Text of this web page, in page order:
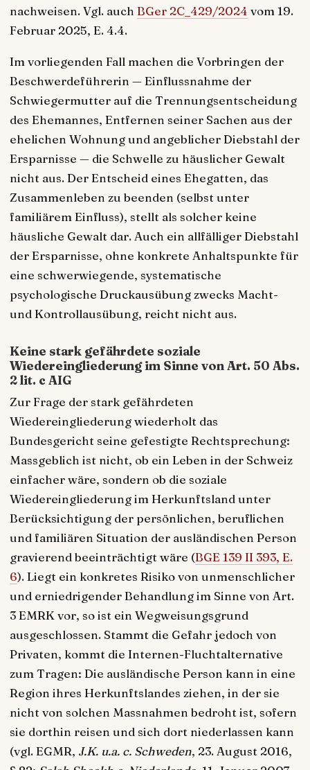
nachweisen. Vgl. auch BGer 2C_429/2024 vom 19.
Februar 2025, E. 4.4.
Im vorliegenden Fall machen die Vorbringen der
Beschwerdeführerin — Einflussnahme der
Schwiegermutter auf die Trennungsentscheidung
des Ehemannes, Entfernen seiner Sachen aus der
ehelichen Wohnung und angeblicher Diebstahl der
Ersparnisse — die Schwelle zu häuslicher Gewalt
nicht aus. Der Entscheid eines Ehegatten, das
Zusammenleben zu beenden (selbst unter
familiärem Einfluss), stellt als solcher keine
häusliche Gewalt dar. Auch ein allfälliger Diebstahl
der Ersparnisse, ohne konkrete Anhaltspunkte für
eine schwerwiegende, systematische
psychologische Druckausübung zwecks Macht-
und Kontrollausübung, reicht nicht aus.
Keine stark gefährdete soziale
Wiedereingliederung im Sinne von Art. 50 Abs.
2 lit. c AIG
Zur Frage der stark gefährdeten
Wiedereingliederung wiederholt das
Bundesgericht seine gefestigte Rechtsprechung:
Massgeblich ist nicht, ob ein Leben in der Schweiz
einfacher wäre, sondern ob die soziale
Wiedereingliederung im Herkunftsland unter
Berücksichtigung der persönlichen, beruflichen
und familiären Situation der ausländischen Person
gravierend beeinträchtigt wäre (BGE 139 II 393, E.
6). Liegt ein konkretes Risiko von unmenschlicher
und erniedrigender Behandlung im Sinne von Art.
3 EMRK vor, so ist ein Wegweisungsgrund
ausgeschlossen. Stammt die Gefahr jedoch von
Privaten, kommt die Internen-Fluchtalternative
zum Tragen: Die ausländische Person kann in eine
Region ihres Herkunftslandes ziehen, in der sie
nicht von solchen Massnahmen bedroht ist, sofern
sie dorthin reisen und sich dort niederlassen kann
(vgl. EGMR, J.K. u.a. c. Schweden, 23. August 2016,